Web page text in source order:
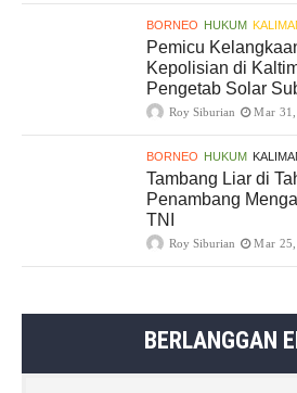
BORNEO HUKUM
Pemicu
Kepolisian di
Pengetab Solar
Roy Siburian Mar
BORNEO HUKUM
Tambang Liar di
Penambang
TNI
Roy Siburian Mar
BERLANGGAN